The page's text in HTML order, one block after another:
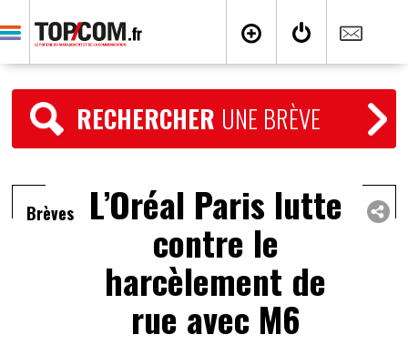
RECHERCHER UNE BRÈVE
Brèves L’Oréal Paris lutte
contre le
harcèlement de
rue avec M6